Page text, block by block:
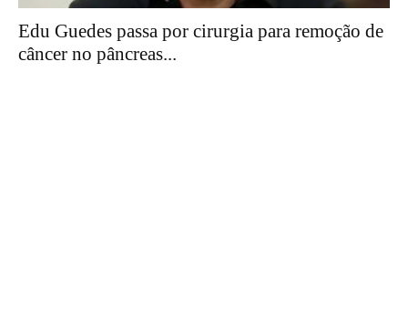
Edu Guedes passa por cirurgia para remoção de
câncer no pâncreas...